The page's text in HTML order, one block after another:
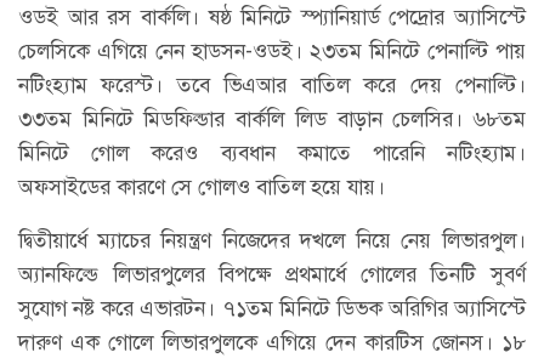
ওডই আর রস বার্কলি। ষষ্ঠ মিনিটে স্প্যানিয়ার্ড পেদ্রোর অ্যাসিস্টে
চেলসিকে এগিয়ে নেন হাডসন-ওডই। ২৩তম মিনিটে পেনাল্টি পায়
নটিংহ্যাম ফরেস্ট। তবে ভিএআর বাতিল করে দেয় পেনাল্টি।
৩৩তম মিনিটে মিডফিল্ডার বার্কলি লিড বাড়ান চেলসির। ৬৮তম
মিনিটে গোল করেও ব্যবধান কমাতে পারেনি নটিংহ্যাম।
অফসাইডের কারণে সে গোলও বাতিল হয়ে যায়।
দ্বিতীয়ার্ধে ম্যাচের নিয়ন্ত্রণ নিজেদের দখলে নিয়ে নেয় লিভারপুল।
অ্যানফিল্ডে লিভারপুলের বিপক্ষে প্রথমার্ধে গোলের তিনটি সুবর্ণ
সুযোগ নষ্ট করে এভারটন। ৭১তম মিনিটে ডিভক অরিগির অ্যাসিস্টে
দারুণ এক গোলে লিভারপুলকে এগিয়ে দেন কারটিস জোনস। ১৮